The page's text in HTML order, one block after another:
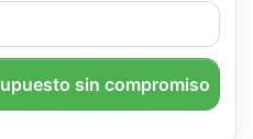
sin compromiso